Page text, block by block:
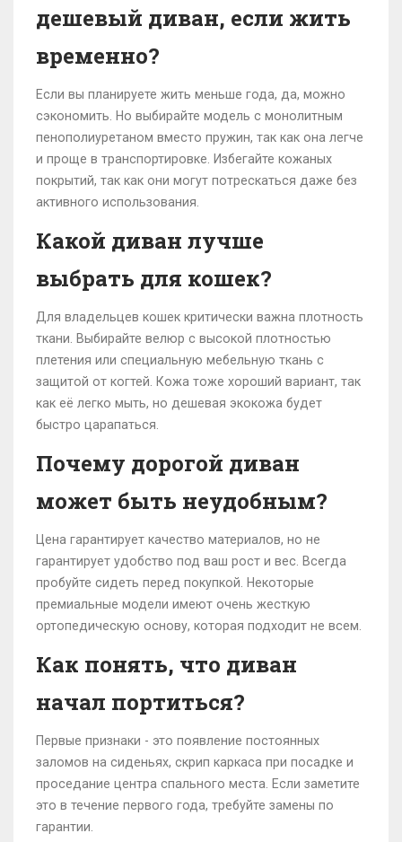
дешевый диван, если жить
временно?
Если вы планируете жить меньше года, да, можно
сэкономить. Но выбирайте модель с монолитным
пенополиуретаном вместо пружин, так как она легче
и проще в транспортировке. Избегайте кожаных
покрытий, так как они могут потрескаться даже без
активного использования.
Какой диван лучше
выбрать для кошек?
Для владельцев кошек критически важна плотность
ткани. Выбирайте велюр с высокой плотностью
плетения или специальную мебельную ткань с
защитой от когтей. Кожа тоже хороший вариант, так
как её легко мыть, но дешевая экокожа будет
быстро царапаться.
Почему дорогой диван
может быть неудобным?
Цена гарантирует качество материалов, но не
гарантирует удобство под ваш рост и вес. Всегда
пробуйте сидеть перед покупкой. Некоторые
премиальные модели имеют очень жесткую
ортопедическую основу, которая подходит не всем.
Как понять, что диван
начал портиться?
Первые признаки - это появление постоянных
заломов на сиденьях, скрип каркаса при посадке и
проседание центра спального места. Если заметите
это в течение первого года, требуйте замены по
гарантии.